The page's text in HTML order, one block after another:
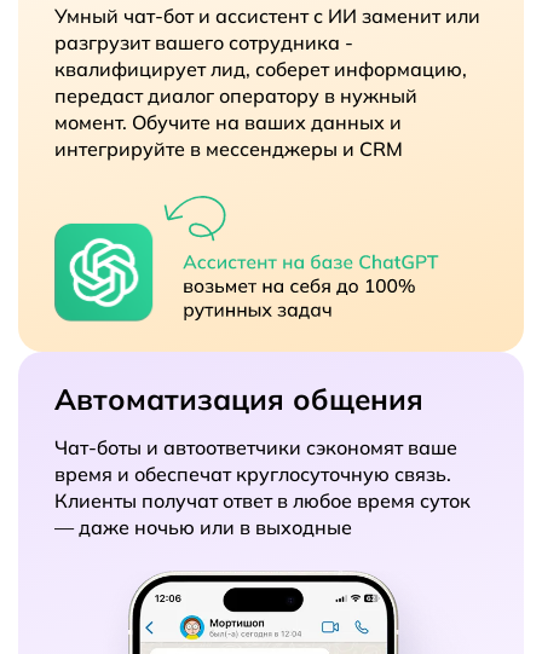
Умный чат-бот и ассистент с ИИ заменит или
разгрузит вашего сотрудника -
квалифицирует лид, соберет информацию,
передаст диалог оператору в нужный
момент. Обучите на ваших данных и
интегрируйте в мессенджеры и CRM
Автоматизация общения
Чат-боты и автоответчики сэкономят ваше
время и обеспечат круглосуточную связь.
Клиенты получат ответ в любое время суток
— даже ночью или в выходные